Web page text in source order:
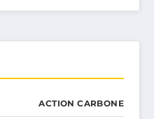
ACTION CARBONE